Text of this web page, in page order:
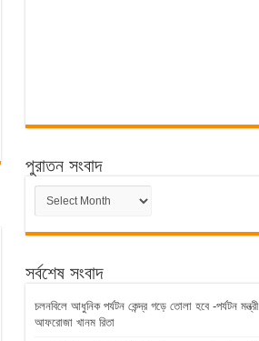
পুরাতন সংবাদ
পুরাতন
সংবাদ
সর্বশেষ সংবাদ
চলনবিলে আধুনিক পর্যটন কেন্দ্র গড়ে তোলা হবে -পর্যটন মন্ত্রী
আফরোজা খানম রিতা